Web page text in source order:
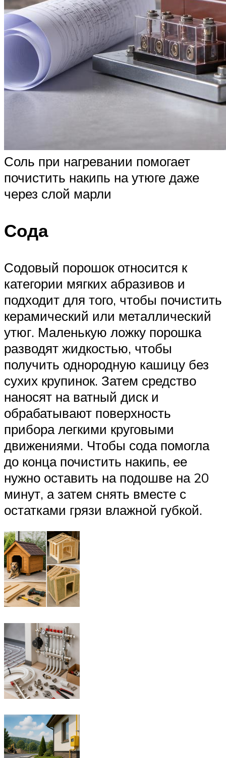
Соль при нагревании помогает
почистить накипь на утюге даже
через слой марли
Сода
Содовый порошок относится к
категории мягких абразивов и
подходит для того, чтобы почистить
керамический или металлический
утюг. Маленькую ложку порошка
разводят жидкостью, чтобы
получить однородную кашицу без
сухих крупинок. Затем средство
наносят на ватный диск и
обрабатывают поверхность
прибора легкими круговыми
движениями. Чтобы сода помогла
до конца почистить накипь, ее
нужно оставить на подошве на 20
минут, а затем снять вместе с
остатками грязи влажной губкой.